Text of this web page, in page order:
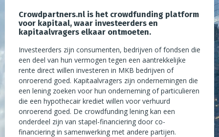
Crowdpartners.nl is het crowdfunding platform
voor kapitaal, waar investeerders en
kapitaalvragers elkaar ontmoeten.
Investeerders zijn consumenten, bedrijven of fondsen die
een deel van hun vermogen tegen een aantrekkelijke
rente direct willen investeren in MKB bedrijven of
onroerend goed. Kapitaalvragers zijn ondernemingen die
een lening zoeken voor hun onderneming of particulieren
die een hypothecair krediet willen voor verhuurd
onroerend goed. De crowdfunding lening kan een
onderdeel zijn van stapel-financiering door co-
financiering in samenwerking met andere partijen.